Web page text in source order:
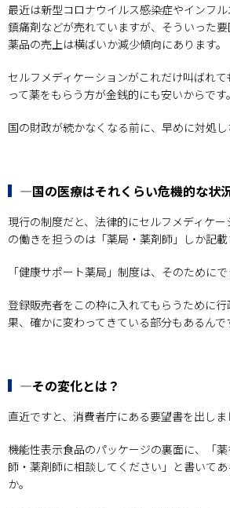
最近は新型コロナウイルス感染症やインフル
鎮痛剤などが売れていますが、そういった
薬品の売上は横ばいか減少傾向にあります。
セルフメディケーションがこれだけ叫ばれ
って薬をもらう方が金銭的にも安いからです。
国の財政が続かなくなる前に、早めに対処し
―国の医療はそれくらい危機的な状
現行の制度だと、法律的にセルフメディケ
の働きを担うのは「薬局・薬剤師」しか記載
「健康サポート薬局」制度は、そのためにで
登録販売者をこの枠に入れてもらうために
果、確かに変わってきている部分もあるんで
―その変化とは？
直近ですと、消費者庁にある要望書を出しま
機能性表示食品のパッケージの裏面に、「
師・薬剤師に相談してください」と書いて
か。